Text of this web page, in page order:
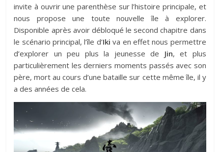
invite à ouvrir une parenthèse sur l’histoire principale, et
nous propose une toute nouvelle île à explorer.
Disponible après avoir débloqué le second chapitre dans
le scénario principal, l’île d’Ikiva en effet nous permettre
d’explorer un peu plus la jeunesse de Jin, et plus
particulièrement les derniers moments passés avec son
père, mort au cours d’une bataille sur cette même île, il y
a des années de cela.